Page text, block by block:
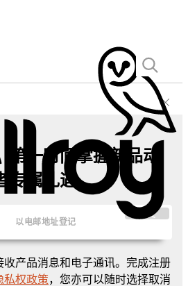
第一时间掌握新品动
专属礼遇
提交
产品消息和电子通讯。完成注册
私权政策，您亦可以随时选择取消